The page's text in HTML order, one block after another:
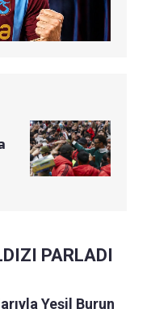
PARLADI
Yeşil Burun